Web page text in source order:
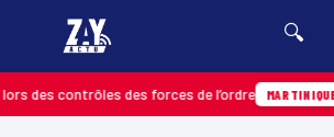
🔍
contrôles des forces de l’ordre MARTINIQUE